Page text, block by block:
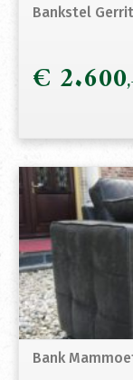
Bankstel
€ 2.600
Bank